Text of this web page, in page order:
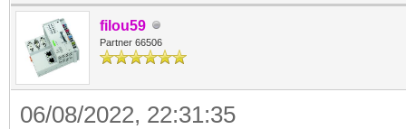
filou59
Partner 66506
06/08/2022, 22:31:35